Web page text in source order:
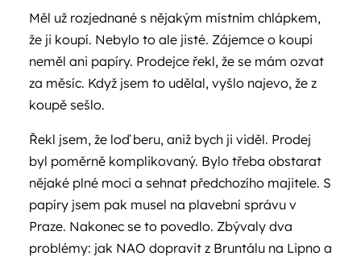
Měl už rozjednané s nějakým místním chlápkem,
že ji koupí. Nebylo to ale jisté. Zájemce o koupi
neměl ani papíry. Prodejce řekl, že se mám ozvat
za měsíc. Když jsem to udělal, vyšlo najevo, že z
koupě sešlo.
Řekl jsem, že loď beru, aniž bych ji viděl. Prodej
byl poměrně komplikovaný. Bylo třeba obstarat
nějaké plné moci a sehnat předchozího majitele. S
papíry jsem pak musel na plavební správu v
Praze. Nakonec se to povedlo. Zbývaly dva
problémy: jak NAO dopravit z Bruntálu na Lipno a